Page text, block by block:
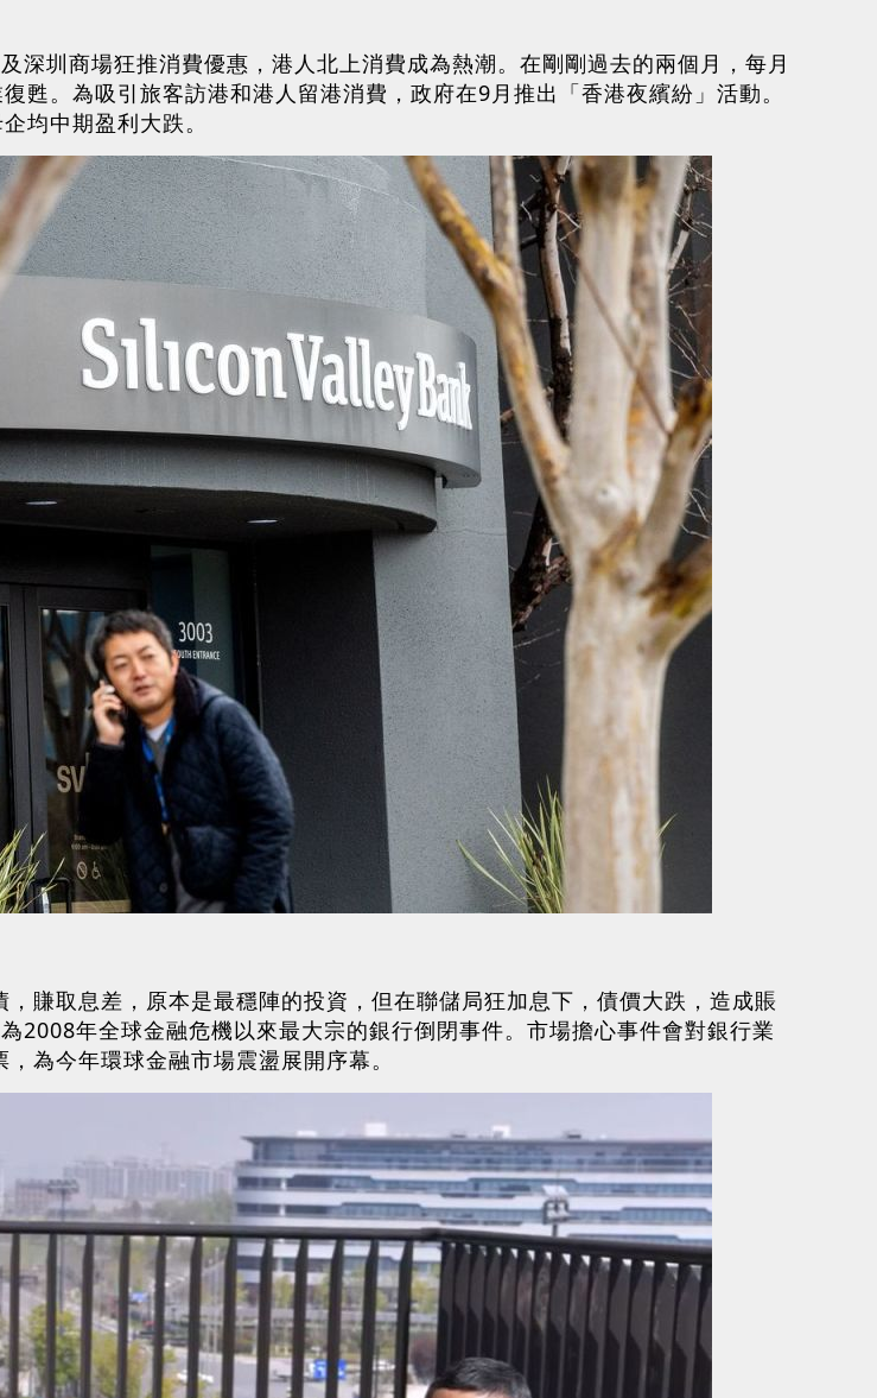
深圳商場狂推消費優惠，港人北上消費成為熱潮。在剛剛過去的兩個月，每月
甦。為吸引旅客訪港和港人留港消費，政府在9月推出「香港夜繽紛」活動。
均中期盈利大跌。
賺取息差，原本是最穩陣的投資，但在聯儲局狂加息下，債價大跌，造成賬
2008年全球金融危機以來最大宗的銀行倒閉事件。市場擔心事件會對銀行業
為今年環球金融市場震盪展開序幕。